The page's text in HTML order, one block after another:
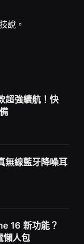
說。
超強續航！快
無線藍牙降噪耳
16 新功能？
懶人包